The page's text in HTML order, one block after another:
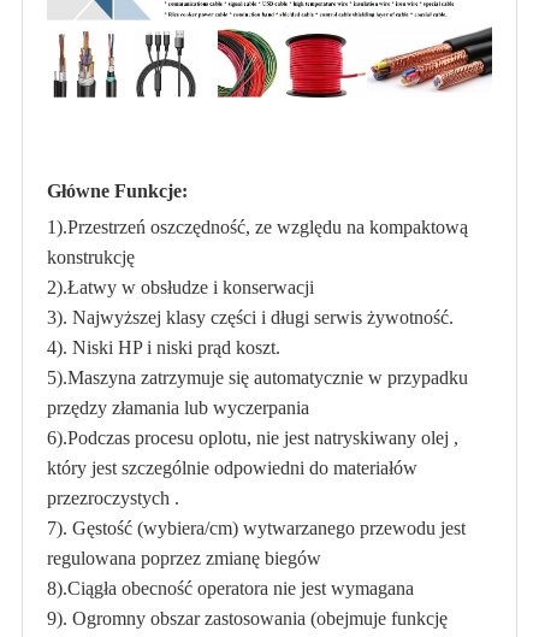
Główne Funkcje:
1).Przestrzeń oszczędność, ze względu na kompaktową
konstrukcję
2).Łatwy w obsłudze i konserwacji
3). Najwyższej klasy części i długi serwis żywotność.
4). Niski HP i niski prąd koszt.
5).Maszyna zatrzymuje się automatycznie w przypadku
przędzy złamania lub wyczerpania
6).Podczas procesu oplotu, nie jest natryskiwany olej ,
który jest szczególnie odpowiedni do materiałów
przezroczystych .
7). Gęstość (wybiera/cm) wytwarzanego przewodu jest
regulowana poprzez zmianę biegów
8).Ciągła obecność operatora nie jest wymagana
9). Ogromny obszar zastosowania (obejmuje funkcję